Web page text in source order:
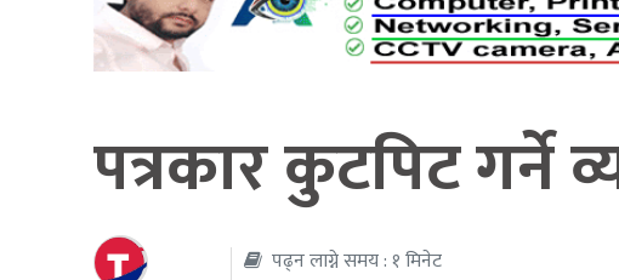
पत्रकार कुटपिट गर्ने
पढ्न लाग्ने समय : १ मिनेट